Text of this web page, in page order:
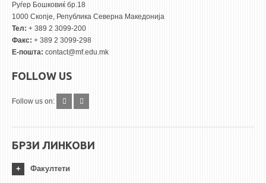
Руѓер Бошковиќ бр.18
1000 Скопје, Република Северна Македонија
Тел: + 389 2 3099-200
Факс: + 389 2 3099-298
Е-пошта: contact@mf.edu.mk
FOLLOW US
Follow us on:
БРЗИ ЛИНКОВИ
Факултети